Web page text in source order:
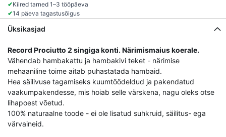
✔Kiired tarned 1–3 tööpäeva
✔14 päeva tagastusõigus
Üksikasjad
Record Prociutto 2 singiga konti. Närimismaius koerale.
Vähendab hambakattu ja hambakivi teket - närimise
mehaaniline toime aitab puhastatada hambaid.
Hea säilivuse tagamiseks kuumtöödeldud ja pakendatud
vaakumpakendesse, mis hoiab selle värskena, nagu oleks otse
lihapoest võetud.
100% naturaalne toode - ei ole lisatud suhkruid, säilitus- ega
värvaineid.